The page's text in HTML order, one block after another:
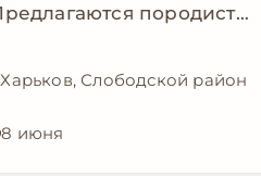
Предлагаются породистые малыши с отличной родословной
Харьков, Слободской район
8 июня